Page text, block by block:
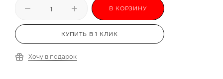
В КОРЗИНУ
КУПИТЬ В 1 КЛИК
Хочу в подарок